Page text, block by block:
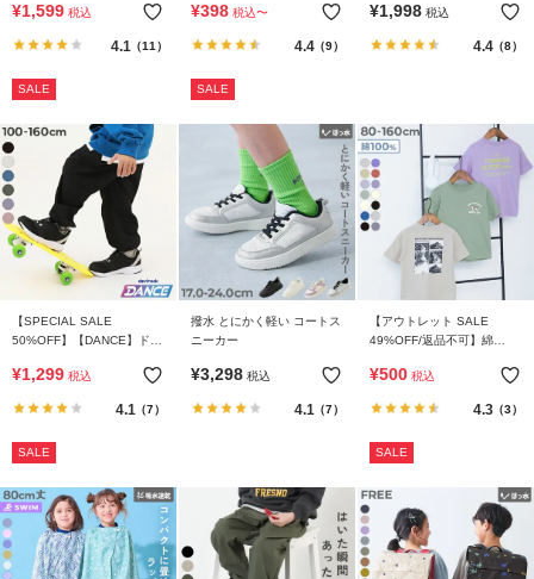
ン
¥1,599 税込
4.1 （11）
SALE
ツ
¥398 税込〜
4.4（9）
SALE
¥1,998 税込
4.4（8）
【SPECIAL SALE
50%OFF】【DANCE】ドロ
¥1,299 税込
4.1 （7）
SALE
撥水 とにかく軽い コートス
ニーカー
¥3,298 税込
4.1 （7）
【アウトレット SALE
49%OFF/返品不可】綿
ット プリント半袖Tシャツ
¥500 税込
4.3（3）
SALE